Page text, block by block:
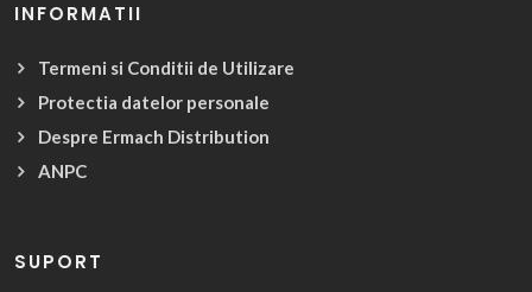
INFORMATII
Termeni si Conditii de Utilizare
Protectia datelor personale
Despre Ermach Distribution
ANPC
SUPORT